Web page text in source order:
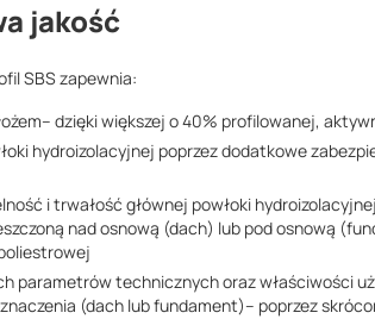
jakość
SBS zapewnia:
dzięki większej o 40% profilowanej,
hydroizolacyjnej poprzez dodatkowe
i trwałość głównej powłoki
nad osnową (dach) lub pod osnową
parametrów technicznych oraz właściwości
(dach lub fundament)– poprzez